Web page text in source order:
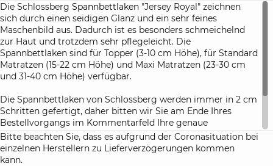
Die Schlossberg Spannbettlaken "Jersey Royal" zeichnen
sich durch einen seidigen Glanz und ein sehr feines
Maschenbild aus. Dadurch ist es besonders schmeichelnd
zur Haut und trotzdem sehr pflegeleicht. Die
Spannbettlaken sind für Topper (3-10 cm Höhe), für Standard
Matratzen (15-22 cm Höhe) und Maxi Matratzen (23-30 cm
und 31-40 cm Höhe) verfügbar.
Die Spannbettlaken von Schlossberg werden immer in 2 cm
Schritten gefertigt, daher bitten wir Sie am Ende Ihres
Bestellvorgangs im Kommentarfeld Ihre genaue
Matratzenhöhe anzugeben. Damit haben Sie die Gewähr,
dass die Spannbettlaken nach dem ersten Waschen perfekt
Ihre Matratze umhüllen.
Bitte beachten Sie, dass es aufgrund der Coronasituation bei
einzelnen Herstellern zu Lieferverzögerungen kommen
kann.